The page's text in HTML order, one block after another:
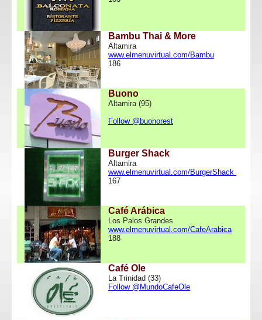
Bambu Thai & More
Altamira
www.elmenuvirtual.com/Bambu
186
Buono
Altamira (95)
Follow @buonorest
Burger Shack
Altamira
www.elmenuvirtual.com/BurgerShack
167
Café Arábica
Los Palos Grandes
www.elmenuvirtual.com/CafeArabica
188
Café Ole
La Trinidad (33)
Follow @MundoCafeOle